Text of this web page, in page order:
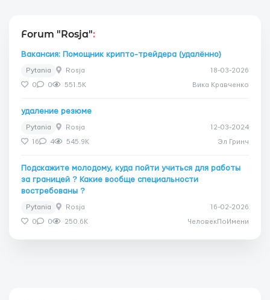
Forum "Rosja":
Вакансия: Помощник крипто-трейдера (удалённо)
Pytania Rosja 18-03-2026
0 0 551.5K Вика Кравченко
удаление резюме
Pytania Rosja 12-03-2024
16 4 545.9K Эл Гринч
Подскажите молодому, куда пойти учиться для работы
за границей ? Какие вообще специальности
востребованы ?
Pytania Rosja 16-02-2026
0 0 250.6K ЧеловекПоИмени